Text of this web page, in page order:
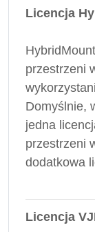
Licencja
przestrzeni
Domyślnie,
jedna
przestrzeni
dodatkowa
Licencja